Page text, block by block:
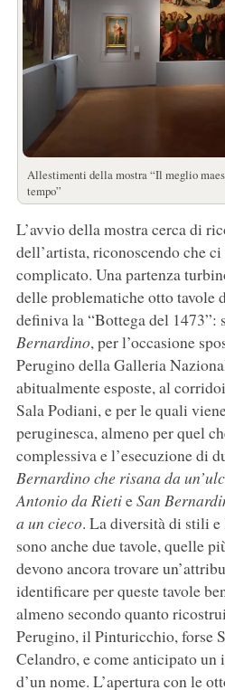
Allestimenti della mostra “Il meglio
tempo”
L’avvio della mostra cerca di
dell’artista, riconoscendo che
complicato. Una partenza
delle problematiche otto tavole
definiva la “Bottega del 1473”:
Bernardino, per l’occasione
Perugino della Galleria
abitualmente esposte, al
Sala Podiani, e per le quali
peruginesca, almeno per quel
complessiva e l’esecuzione di
Bernardino che risana da
Antonio da RietieSan
a un cieco. La diversità di stili
sono anche due tavole, quelle
devono ancora trovare
identificare per queste tavole
almeno secondo quanto
Perugino, il Pinturicchio, forse
Celandro, e come anticipato un
d’un nome. L’apertura con le